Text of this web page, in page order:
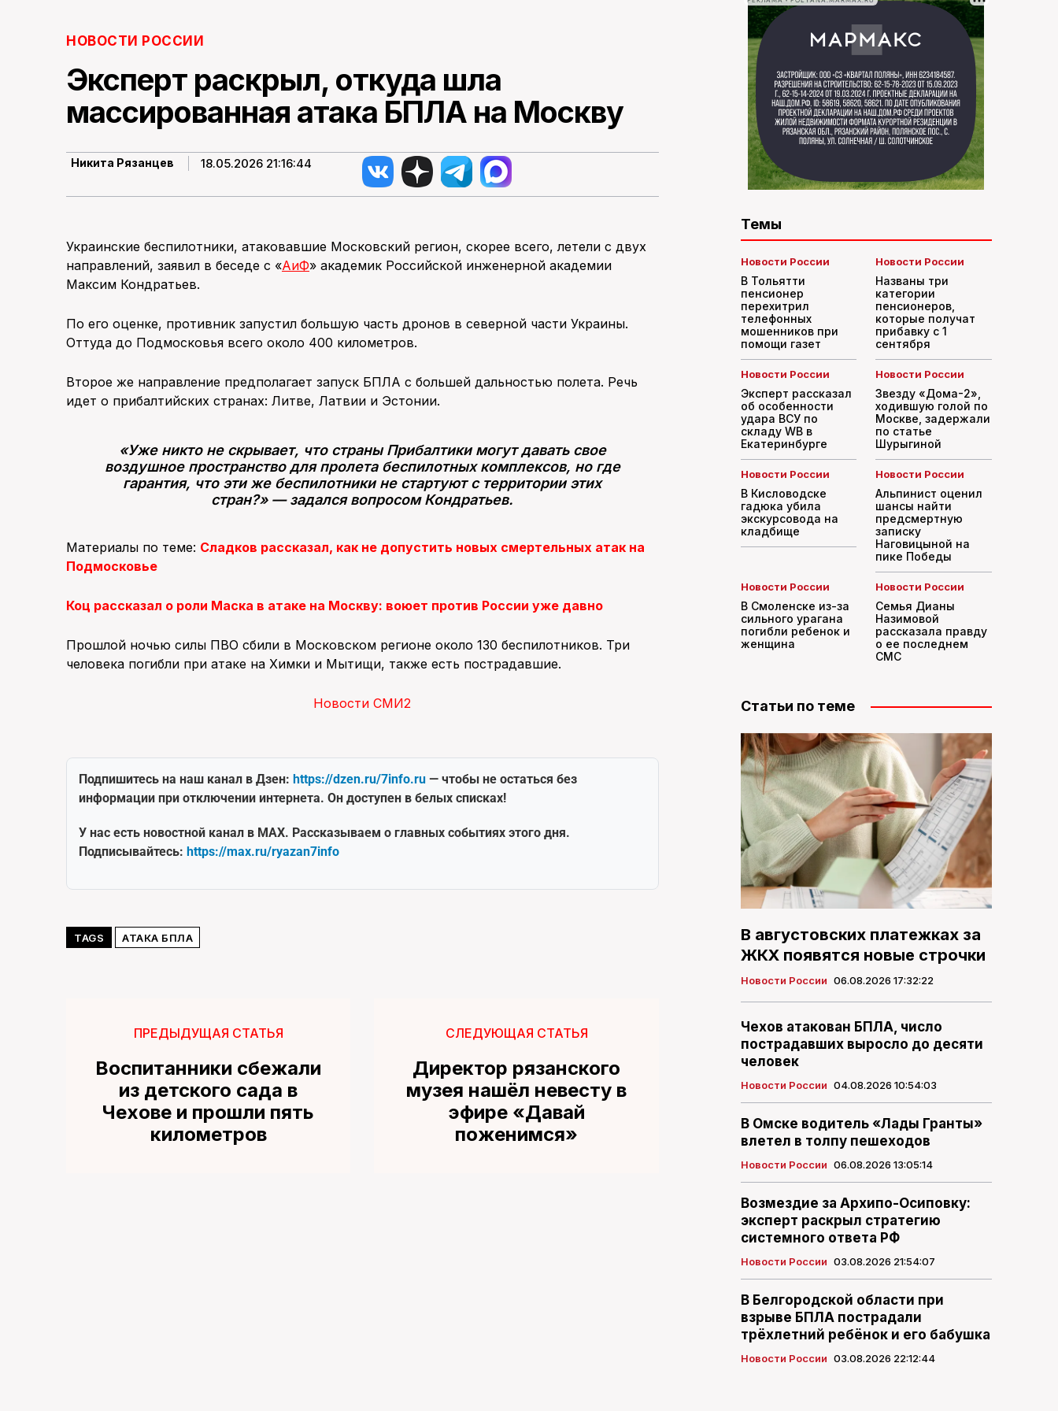
НОВОСТИ РОССИИ
Эксперт раскрыл, откуда шла
массированная атака БПЛА на Москву
Никита Рязанцев 18.05.2026 21:16:44
Украинские беспилотники, атаковавшие Московский регион, скорее всего, летели с двух
направлений, заявил в беседе с «АиФ» академик Российской инженерной академии
Максим Кондратьев.
По его оценке, противник запустил большую часть дронов в северной части Украины.
Оттуда до Подмосковья всего около 400 километров.
Второе же направление предполагает запуск БПЛА с большей дальностью полета. Речь
идет о прибалтийских странах: Литве, Латвии и Эстонии.
«Уже никто не скрывает, что страны Прибалтики могут давать свое
воздушное пространство для пролета беспилотных комплексов, но где
гарантия, что эти же беспилотники не стартуют с территории этих
стран?» — задался вопросом Кондратьев.
Материалы по теме: Сладков рассказал, как не допустить новых смертельных атак на
Подмосковье
Коц рассказал о роли Маска в атаке на Москву: воюет против России уже давно
Прошлой ночью силы ПВО сбили в Московском регионе около 130 беспилотников. Три
человека погибли при атаке на Химки и Мытищи, также есть пострадавшие.
Новости СМИ2
Подпишитесь на наш канал в Дзен: https://dzen.ru/7info.ru — чтобы не остаться без
информации при отключении интернета. Он доступен в белых списках!
У нас есть новостной канал в MAX. Рассказываем о главных событиях этого дня.
Подписывайтесь: https://max.ru/ryazan7info
TAGS АТАКА БПЛА
ПРЕДЫДУЩАЯ СТАТЬЯ
Воспитанники сбежали
из детского сада в
Чехове и прошли пять
километров
СЛЕДУЮЩАЯ СТАТЬЯ
Директор рязанского
музея нашёл невесту в
эфире «Давай
поженимся»
Темы
Новости России
В Тольятти
пенсионер
перехитрил
телефонных
мошенников при
помощи газет
Новости России
Названы три
категории
пенсионеров,
которые получат
прибавку с 1
сентября
Новости России
Эксперт рассказал
об особенности
удара ВСУ по
складу WB в
Екатеринбурге
Новости России
Звезду «Дома-2»,
ходившую голой по
Москве, задержали
по статье
Шурыгиной
Новости России
В Кисловодске
гадюка убила
экскурсовода на
кладбище
Новости России
Альпинист оценил
шансы найти
предсмертную
записку
Наговицыной на
пике Победы
Новости России
В Смоленске из-за
сильного урагана
погибли ребенок и
женщина
Новости России
Семья Дианы
Назимовой
рассказала правду
о ее последнем
СМС
Статьи по теме
В августовских платежках за
ЖКХ появятся новые строчки
Новости России 06.08.2026 17:32:22
Чехов атакован БПЛА, число
пострадавших выросло до десяти
человек
Новости России 04.08.2026 10:54:03
В Омске водитель «Лады Гранты»
влетел в толпу пешеходов
Новости России 06.08.2026 13:05:14
Возмездие за Архипо-Осиповку:
эксперт раскрыл стратегию
системного ответа РФ
Новости России 03.08.2026 21:54:07
В Белгородской области при
взрыве БПЛА пострадали
трёхлетний ребёнок и его бабушка
Новости России 03.08.2026 22:12:44